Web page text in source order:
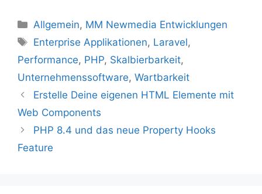
Kategorien
Allgemein, MM Newmedia Entwicklungen
Schlagwörter
Enterprise Applikationen, Laravel,
Performance, PHP, Skalbierbarkeit,
Unternehmenssoftware, Wartbarkeit
Erstelle Deine eigenen HTML Elemente mit
Web Components
PHP 8.4 und das neue Property Hooks
Feature